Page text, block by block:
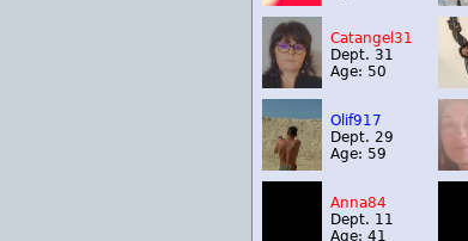
Catangel31
Dept. 31
Age: 50
Olif917
Dept. 29
Age: 59
Anna84
Dept. 11
Age: 41